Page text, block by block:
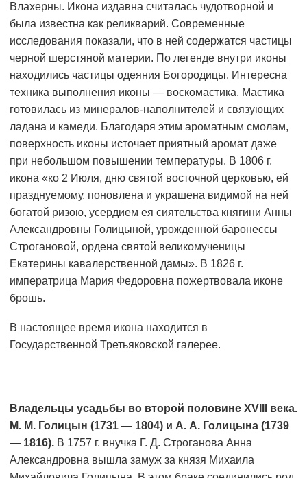
Влахерны. Икона издавна считалась чудотворной и
была известна как реликварий. Современные
исследования показали, что в ней содержатся частицы
черной шерстяной материи. По легенде внутри иконы
находились частицы одеяния Богородицы. Интересна
техника выполнения иконы — воскомастика. Мастика
готовилась из минералов-наполнителей и связующих
ладана и камеди. Благодаря этим ароматным смолам,
поверхность иконы источает приятный аромат даже
при небольшом повышении температуры. В 1806 г.
икона «ко 2 Июля, дню святой восточной церковью, ей
празднуемому, поновлена и украшена видимой на ней
богатой ризою, усердием ея сиятельства княгини Анны
Александровны Голицыной, урожденной баронессы
Строгановой, ордена святой великомученицы
Екатерины кавалерственной дамы». В 1826 г.
императрица Мария Федоровна пожертвовала иконе
брошь.
В настоящее время икона находится в
Государственной Третьяковской галерее.
Владельцы усадьбы во второй половине XVIII века.
М. М. Голицын (1731 — 1804) и А. А. Голицына (1739
— 1816). В 1757 г. внучка Г. Д. Строганова Анна
Александровна вышла замуж за князя Михаила